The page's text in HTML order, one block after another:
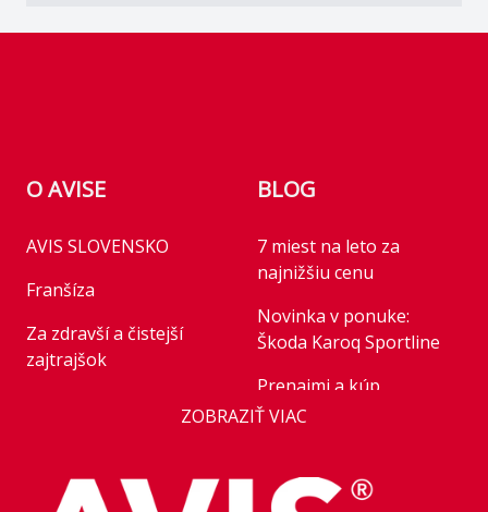
O AVISE
AVIS SLOVENSKO
Franšíza
Za zdravší a čistejší
zajtrajšok
Kariéra
BLOG
7 miest na leto za
najnižšiu cenu
Novinka v ponuke:
Škoda Karoq Sportline
Prenajmi a kúp
Novinka v ponuke:
Style Plus
ZOBRAZIŤ VIAC